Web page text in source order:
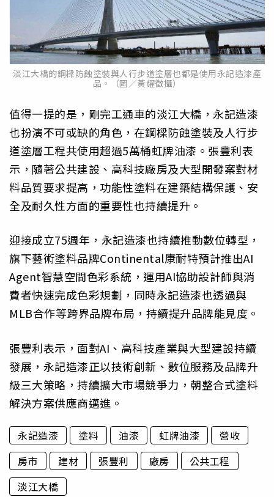
淡江大橋的鋼樑防蝕塗裝與人行步道塗層也都是使用永記造漆產
品。（圖／黃耀徵攝）
值得一提的是，剛完工通車的淡江大橋，永記造漆
也扮演不可或缺的角色，在鋼樑防蝕塗裝及人行步
道塗層工程共使用超過5萬桶虹牌油漆。張豐利表
示，隨著公共建設、高科技廠房及大型開發案對材
料品質要求提高，功能性塗料在建築結構保護、安
全及耐久性方面的重要性也持續提升。
迎接成立75週年，永記造漆也持續推動數位轉型，
旗下藝術塗料品牌Continental康耐特預計推出AI
Agent智慧空間色彩系統，運用AI協助設計師與消
費者快速完成色彩規劃，同時永記造漆也透過與
MLB合作等跨界品牌布局，持續提升品牌能見度。
張豐利表示，面對AI、高科技產業與大型建設持續
發展，永記造漆正以技術創新、數位服務及品牌升
級三大策略，持續擴大市場競爭力，朝整合式塗料
解決方案供應商邁進。
永記造漆 塗料 油漆 虹牌油漆
營收
房市
建材 張豐利 廠房
公共工程
淡江大橋